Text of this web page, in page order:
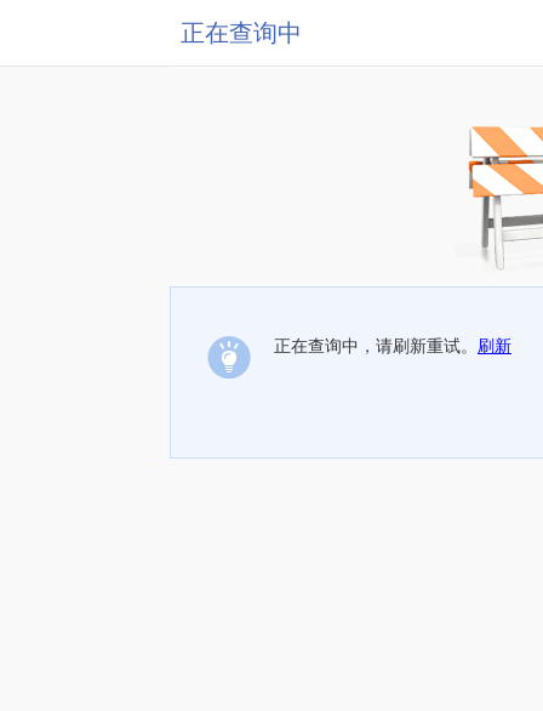
正在查询中
正在查询中，请刷新重试。 刷新